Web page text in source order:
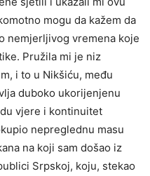
mogu da kažem da
nemjerljivog vremena koje
Pružila mi je niz
i to u Nikšiću, među
duboko ukorijenjenu
vjere i kontinuitet
nepreglednu masu
na koji sam došao iz
Srpskoj, koju, stekao